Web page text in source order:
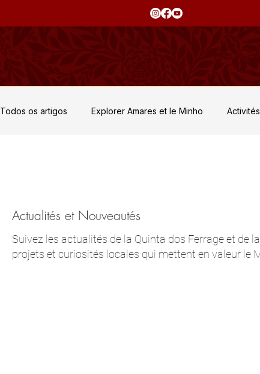
Todos os artigos Explorer Amares et le Minho
Actualités et Nouveautés
Suivez les actualités de la Quinta dos Ferrage et de
projets et curiosités locales qui mettent en valeur le